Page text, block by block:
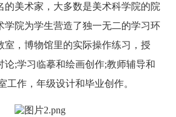
的美术家，大多数是美术科学院的院
学院为学生营造了独一无二的学习环
室，博物馆里的实际操作练习，授
论;学习临摹和绘画创作;教师辅导和
工作，年级设计和毕业创作。